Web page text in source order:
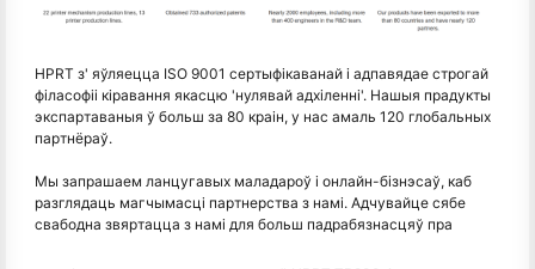
HPRT з' яўляецца ISO 9001 сертыфікаванай і адпавядае строгай
філасофіі кіравання якасцю 'нулявай адхіленні'. Нашыя прадукты
экспартаваныя ў больш за 80 краін, у нас амаль 120 глобальных
партнёраў.
Мы запрашаем ланцугавых маладароў і онлайн-бізнэсаў, каб
разглядаць магчымасці партнерства з намі. Адчувайце сябе
свабодна звяртацца з намі для больш падрабязнасцяў пра